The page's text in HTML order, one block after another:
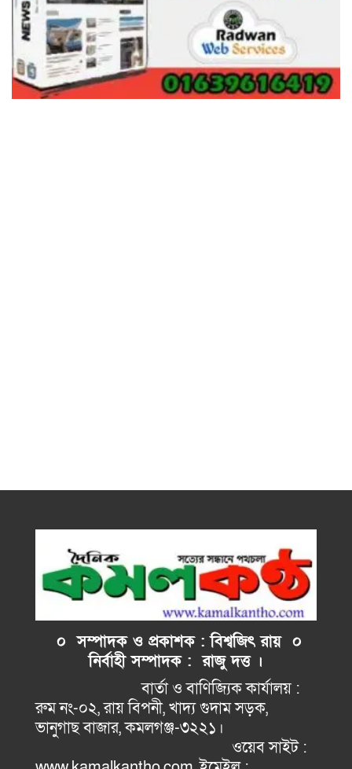
০ সম্পাদক ও প্রকাশক : বিশ্বজিৎ রায় ০
নির্বাহীসম্পাদক : রাজু দত্ত ।
বার্তা ও বাণিজ্যিক কার্যালয় :
রুম নং-০২, রায় বিপনী, খাদ্য গুদাম সড়ক,
ভানুগাছ বাজার, কমলগঞ্জ-৩২২১।
ওয়েব সাইট :